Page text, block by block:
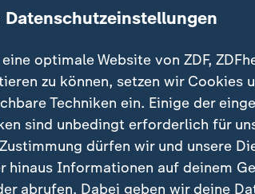
WhatsApp
stets auf dem Laufenden
sportstudio-WhatsApp-
Richtige für Sie. Egal ob
mittags zum Lunch oder
Sie die wichtigsten
Smartphone. Melden Sie sich
unseren WhatsApp-Channel
Datenschutzeinstellungen
optimale Website von ZDF,
zu können, setzen wir Cookies
Techniken ein. Einige der
sind unbedingt erforderlich für
dürfen wir und unsere
hinaus Informationen auf deinem
abrufen. Dabei geben wir deine